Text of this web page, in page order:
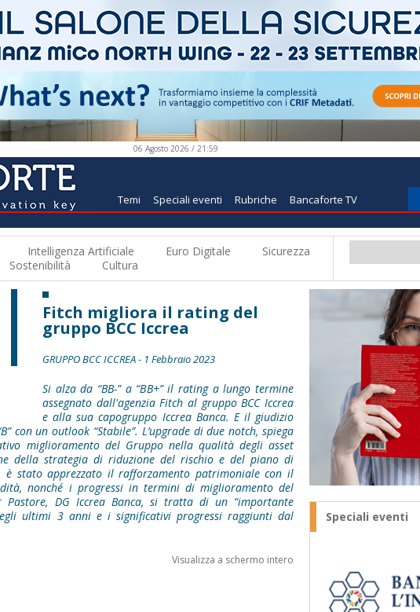
06 Agosto 2026 / 21:59
Temi Speciali eventi Rubriche Bancaforte TV
Intelligenza Artificiale Euro Digitale
Sicurezza
Sostenibilità Cultura
Fitch migliora il rating del
gruppo BCC Iccrea
GRUPPO BCC ICCREA - 1 Febbraio 2023
Si alza da “BB-” a “BB+” il rating a lungo termine
assegnato dall'agenzia Fitch al gruppo BCC Iccrea
e alla sua capogruppo Iccrea Banca. E il giudizio
con un outlook “Stabile”. L’upgrade di due notch, spiega
miglioramento del Gruppo nella qualità degli asset
della strategia di riduzione del rischio e del piano di
stato apprezzato il rafforzamento patrimoniale con il
nonché i progressi in termini di miglioramento del
DG Iccrea Banca, si tratta di un “importante
ultimi 3 anni e i significativi progressi raggiunti dal
Visualizza a schermo intero
Speciali eventi